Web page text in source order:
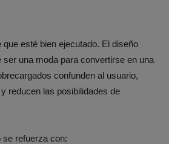
que esté bien ejecutado. El diseño
ser una moda para convertirse en una
confunden al usuario,
reducen las posibilidades de
se refuerza con: